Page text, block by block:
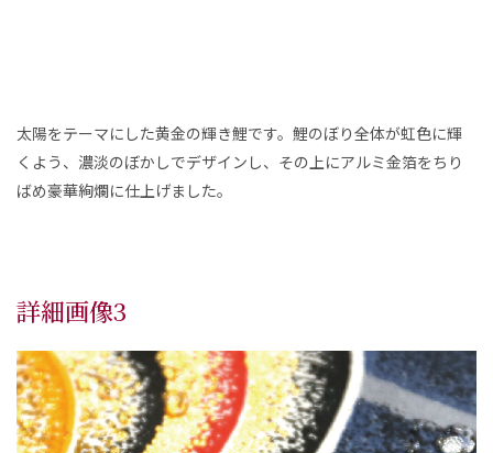
太陽をテーマにした黄金の輝き鯉です。鯉のぼり全体が虹色に輝
くよう、濃淡のぼかしでデザインし、その上にアルミ金箔をちり
ばめ豪華絢爛に仕上げました。
詳細画像3